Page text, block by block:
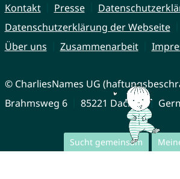
Sucht gemeinsam
Kontakt Presse
Datenschutzerklärung der Webseite
Über uns
Zusammenarbeit
© CharliesNames UG
Brahmsweg 6
85221 Dachau